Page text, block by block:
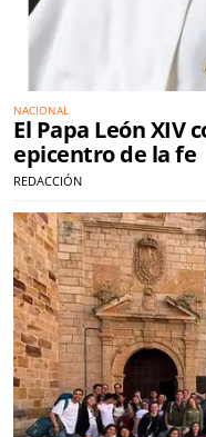
NACIONAL
El Papa León XIV
epicentro de la fe
REDACCIÓN